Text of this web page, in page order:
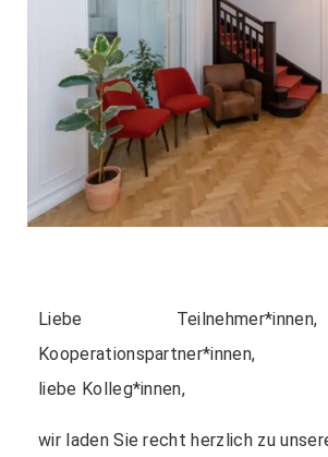
Liebe
Kooperationspartner*innen,
liebe Kolleg*innen,
wir laden Sie recht herzlich zu